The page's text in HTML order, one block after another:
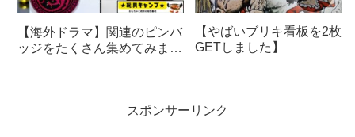
【海外ドラマ】関連のピンバ
ッジをたくさん集めてみまし
【やばいブリキ看板を2枚
GETしました】
スポンサーリンク